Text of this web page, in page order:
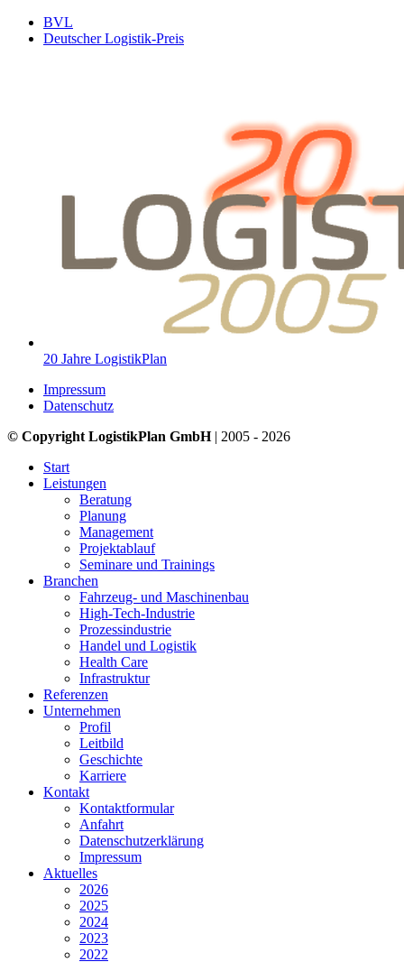
BVL
Deutscher Logistik-Preis
20 Jahre LogistikPlan
Impressum
Datenschutz
© Copyright LogistikPlan GmbH| 2005 - 2026
Start
Leistungen
Beratung
Planung
Management
Projektablauf
Seminare und Trainings
Branchen
Fahrzeug- und Maschinenbau
High-Tech-Industrie
Prozessindustrie
Handel und Logistik
Health Care
Infrastruktur
Referenzen
Unternehmen
Profil
Leitbild
Geschichte
Karriere
Kontakt
Kontaktformular
Anfahrt
Datenschutzerklärung
Impressum
Aktuelles
2026
2025
2024
2023
2022